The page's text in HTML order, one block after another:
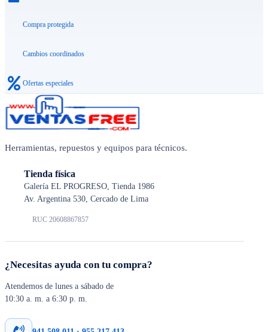
Compra protegida
Cambios coordinados
Ofertas especiales
Herramientas, repuestos y equipos para técnicos.
Tienda física
Galería EL PROGRESO, Tienda 1986
Av. Argentina 530, Cercado de Lima
RUC 20608867857
¿Necesitas ayuda con tu compra?
Atendemos de lunes a sábado de
10:30 a. m. a 6:30 p. m.